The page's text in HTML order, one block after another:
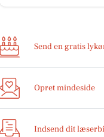
Send en gratis
Opret mindeside
Indsend dit